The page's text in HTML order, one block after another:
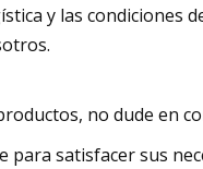
y las condiciones
no dude en
satisfacer sus